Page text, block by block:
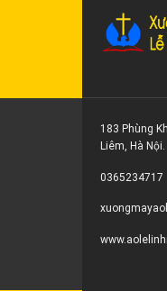
183 Phùng
Liêm, Hà Nội.
0365234717